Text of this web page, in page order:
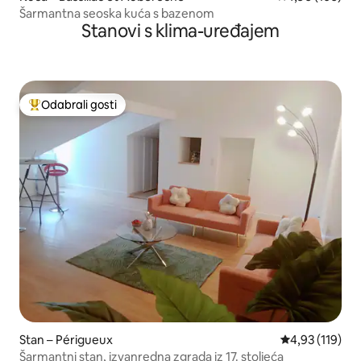
Šarmantna seoska kuća s bazenom
Stanovi s klima-uređajem
Među najviše rangiranima s oznakom „Odabrali gosti”
Odabrali gosti
Stan – Périgueux Prosječna
4,93 (119)
Šarmantni stan, izvanredna zgrada iz 17. stoljeća